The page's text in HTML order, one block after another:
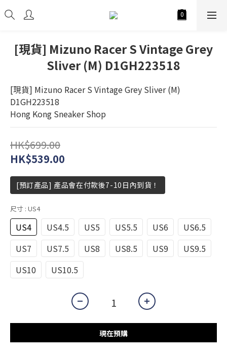
[現貨] Mizuno Racer S Vintage Grey
Sliver (M) D1GH223518
[現貨] Mizuno Racer S Vintage Grey Sliver (M)
D1GH223518
Hong Kong Sneaker Shop
HK$699.00
HK$539.00
[預訂產品] 產品會在付款後7-10日內到貨！
尺寸 : US4
US4 US4.5 US5 US5.5 US6
US6.5
US7
US7.5 US8 US8.5 US9
US9.5
US10
US10.5
現在預購